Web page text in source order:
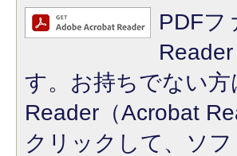
PDFフ
す。お持ちでない
Reader（Acrobat
クリックして、ソ